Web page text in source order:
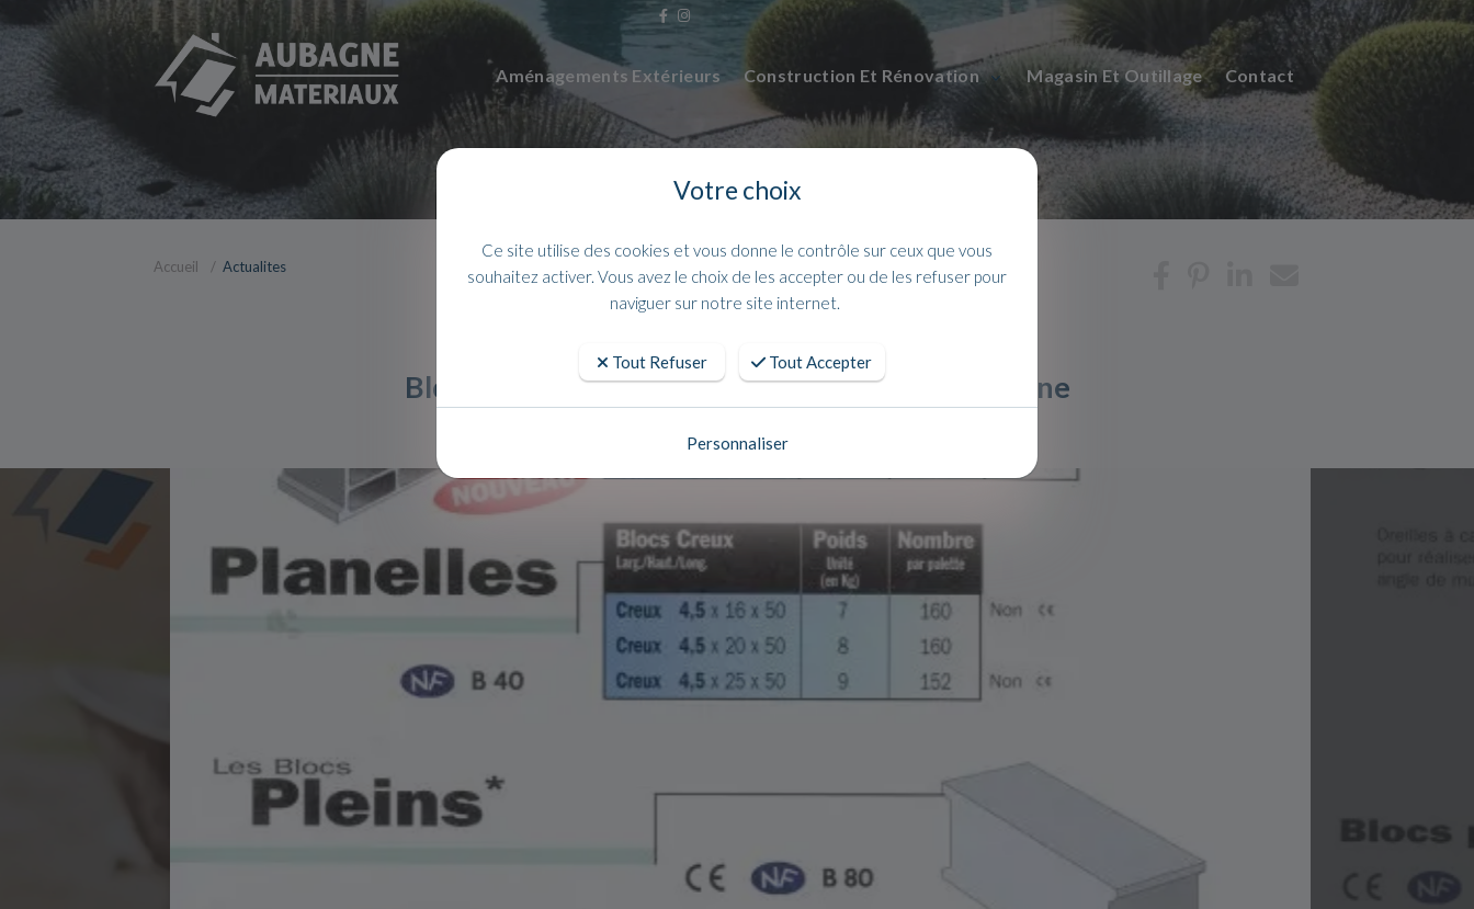
Aménagements Extérieurs Construction Et Rénovation Magasin Et Outillage Contact
Accueil Actualites
Blocs béton / Parpaings dans les bouches du rhône
Votre choix
Ce site utilise des cookies et vous donne le contrôle sur ceux que vous
souhaitez activer. Vous avez le choix de les accepter ou de les refuser pour
naviguer sur notre site internet.
Tout Refuser Tout Accepter
Personnaliser